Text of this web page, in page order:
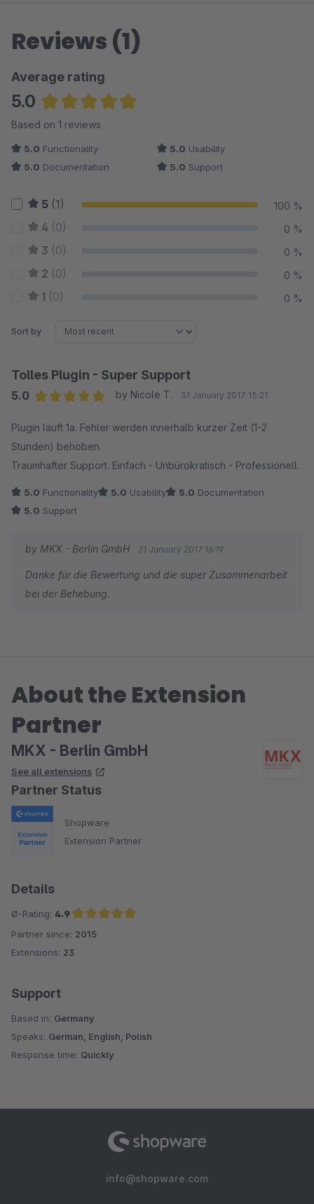
Reviews (1)
Average rating
5.0
Average rating of 5 out of 5 stars
Based on 1 reviews
5.0 Functionality 5.0 Usability
5.0 Documentation 5.0 Support
5 (1) 100 %
4 (0) 0 %
3 (0) 0 %
2 (0) 0 %
1 (0) 0 %
Sort by
Tolles Plugin - Super Support
5.0
by Nicole T. 31 January 2017 15:21
Plugin läuft 1a. Fehler werden innerhalb kurzer Zeit (1-2
Stunden) behoben.
Traumhafter Support. Einfach - Unbürokratisch - Professionell.
5.0 Functionality 5.0 Usability 5.0 Documentation
5.0 Support
by MKX - Berlin GmbH 31 January 2017 16:19
Danke für die Bewertung und die super Zusammenarbeit
bei der Behebung.
About the Extension
Partner
MKX - Berlin GmbH
See all extensions
Partner Status
Shopware
Extension Partner
Details
Ø-Rating: 4.9
Average rating of 4.9 out of 5 stars
Partner since: 2015
Extensions: 23
Support
Based in: Germany
Speaks: German, English, Polish
Response time: Quickly
info@shopware.com